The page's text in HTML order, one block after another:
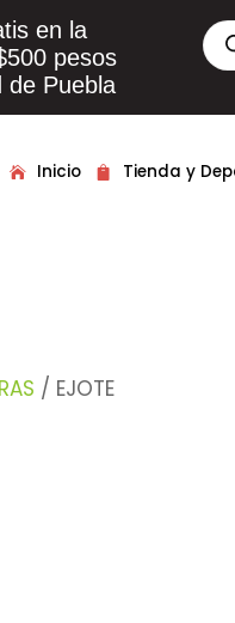
en la
pesos
de Puebla
de
Inicio Tienda y
/ EJOTE